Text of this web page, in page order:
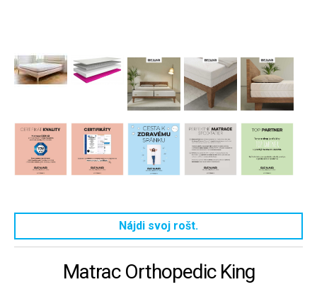
Nájdi svoj rošt.
Matrac Orthopedic King